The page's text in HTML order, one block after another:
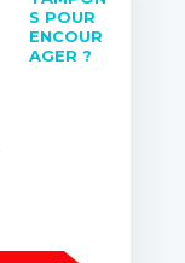
S POUR
ENCOUR
AGER ?